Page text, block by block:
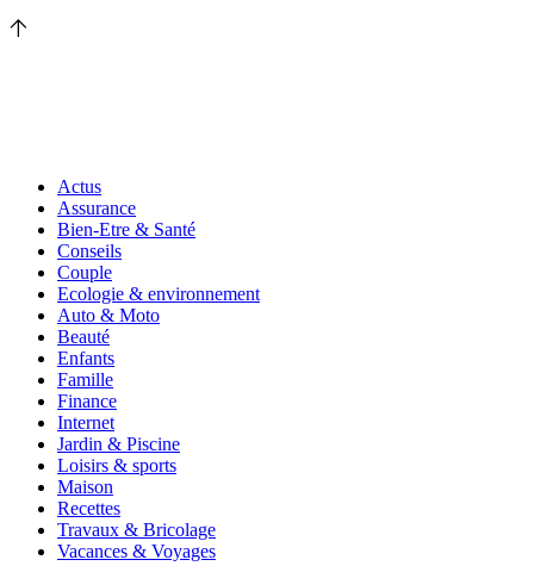
Actus
Assurance
Bien-Etre & Santé
Conseils
Couple
Ecologie & environnement
Auto & Moto
Beauté
Enfants
Famille
Finance
Internet
Jardin & Piscine
Loisirs & sports
Maison
Recettes
Travaux & Bricolage
Vacances & Voyages